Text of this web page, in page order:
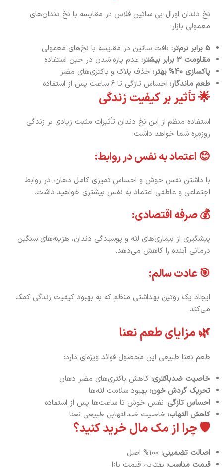
نخ دندان اورال-بی ساتین فلاس در مقایسه با نخ دندان‌های
معمولی بازار:
5 برابر نرم‌تر:
بافت ساتین در مقایسه با نخ‌های معمولی
مقاومت 3 برابر بیشتر:
عدم پاره شدن در حین استفاده
پاکسازی 40% بهتر:
حذف پلاک و باکتری‌های مضر
طعم ماندگار: احساس تازگی تا 6 ساعت پس از استفاده
🌟 تأثیر بر کیفیت زندگی
استفاده منظم از این نخ دندان تأثیرات مثبت زیادی بر زندگی
روزمره شما خواهد داشت:
😊 اعتماد به نفس در روابط:
با داشتن نفس خوش و احساس تمیزی کامل دهان، در روابط
اجتماعی و عاطفی اعتماد به نفس بیشتری خواهید داشت.
💰 صرفه اقتصادی:
پیشگیری از بیماری‌های لثه و پوسیدگی دندان، هزینه‌های سنگین
درمانی آینده را کاهش می‌دهد.
🎯 عادت سالم:
ایجاد یک روتین بهداشتی منظم که به بهبود کیفیت زندگی کمک
می‌کند.
🌿 مزایای طعم نعنا
طعم نعنا طبیعی این محصول فوائد ویژه‌ای دارد:
خاصیت ضدباکتری: کاهش باکتری‌های مضر دهان
تحریک گردش خون: بهبود سلامت لثه‌ها
احساس تازگی: نفس خوش تا ساعت‌ها پس از استفاده
کاهش التهاب: خاصیت ضدالتهابی طبیعی نعنا
🛡️ چرا از مک مال خرید کنید؟
اصالت تضمینی: